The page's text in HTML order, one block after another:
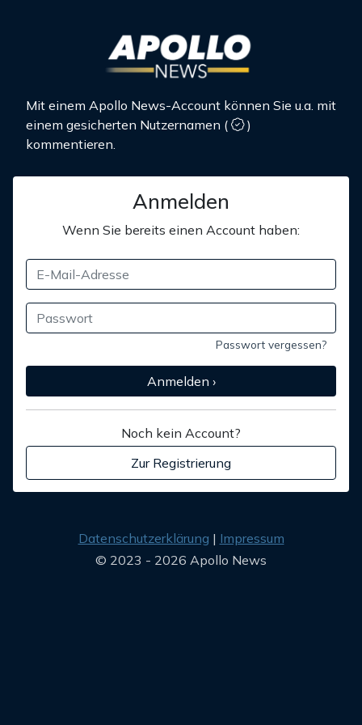
Mit einem Apollo News-Account können Sie u.a. mit
einem gesicherten Nutzernamen (
)
kommentieren.
Anmelden
Wenn Sie bereits einen Account haben:
Passwort vergessen?
Anmelden ›
Noch kein Account?
Zur Registrierung
Datenschutzerklärung
Impressum
© 2023 - 2026 Apollo News